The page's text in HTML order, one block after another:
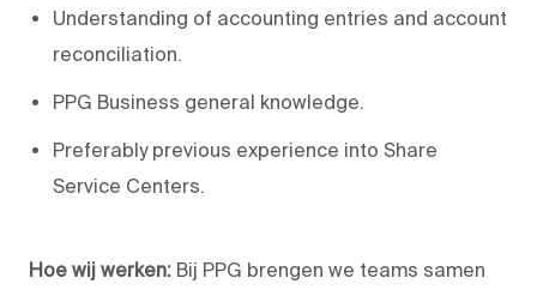
Understanding of accounting entries and account
reconciliation.
PPG Business general knowledge.
Preferably previous experience into Share
Service Centers.
Hoe wij werken: Bij PPG brengen we teams samen